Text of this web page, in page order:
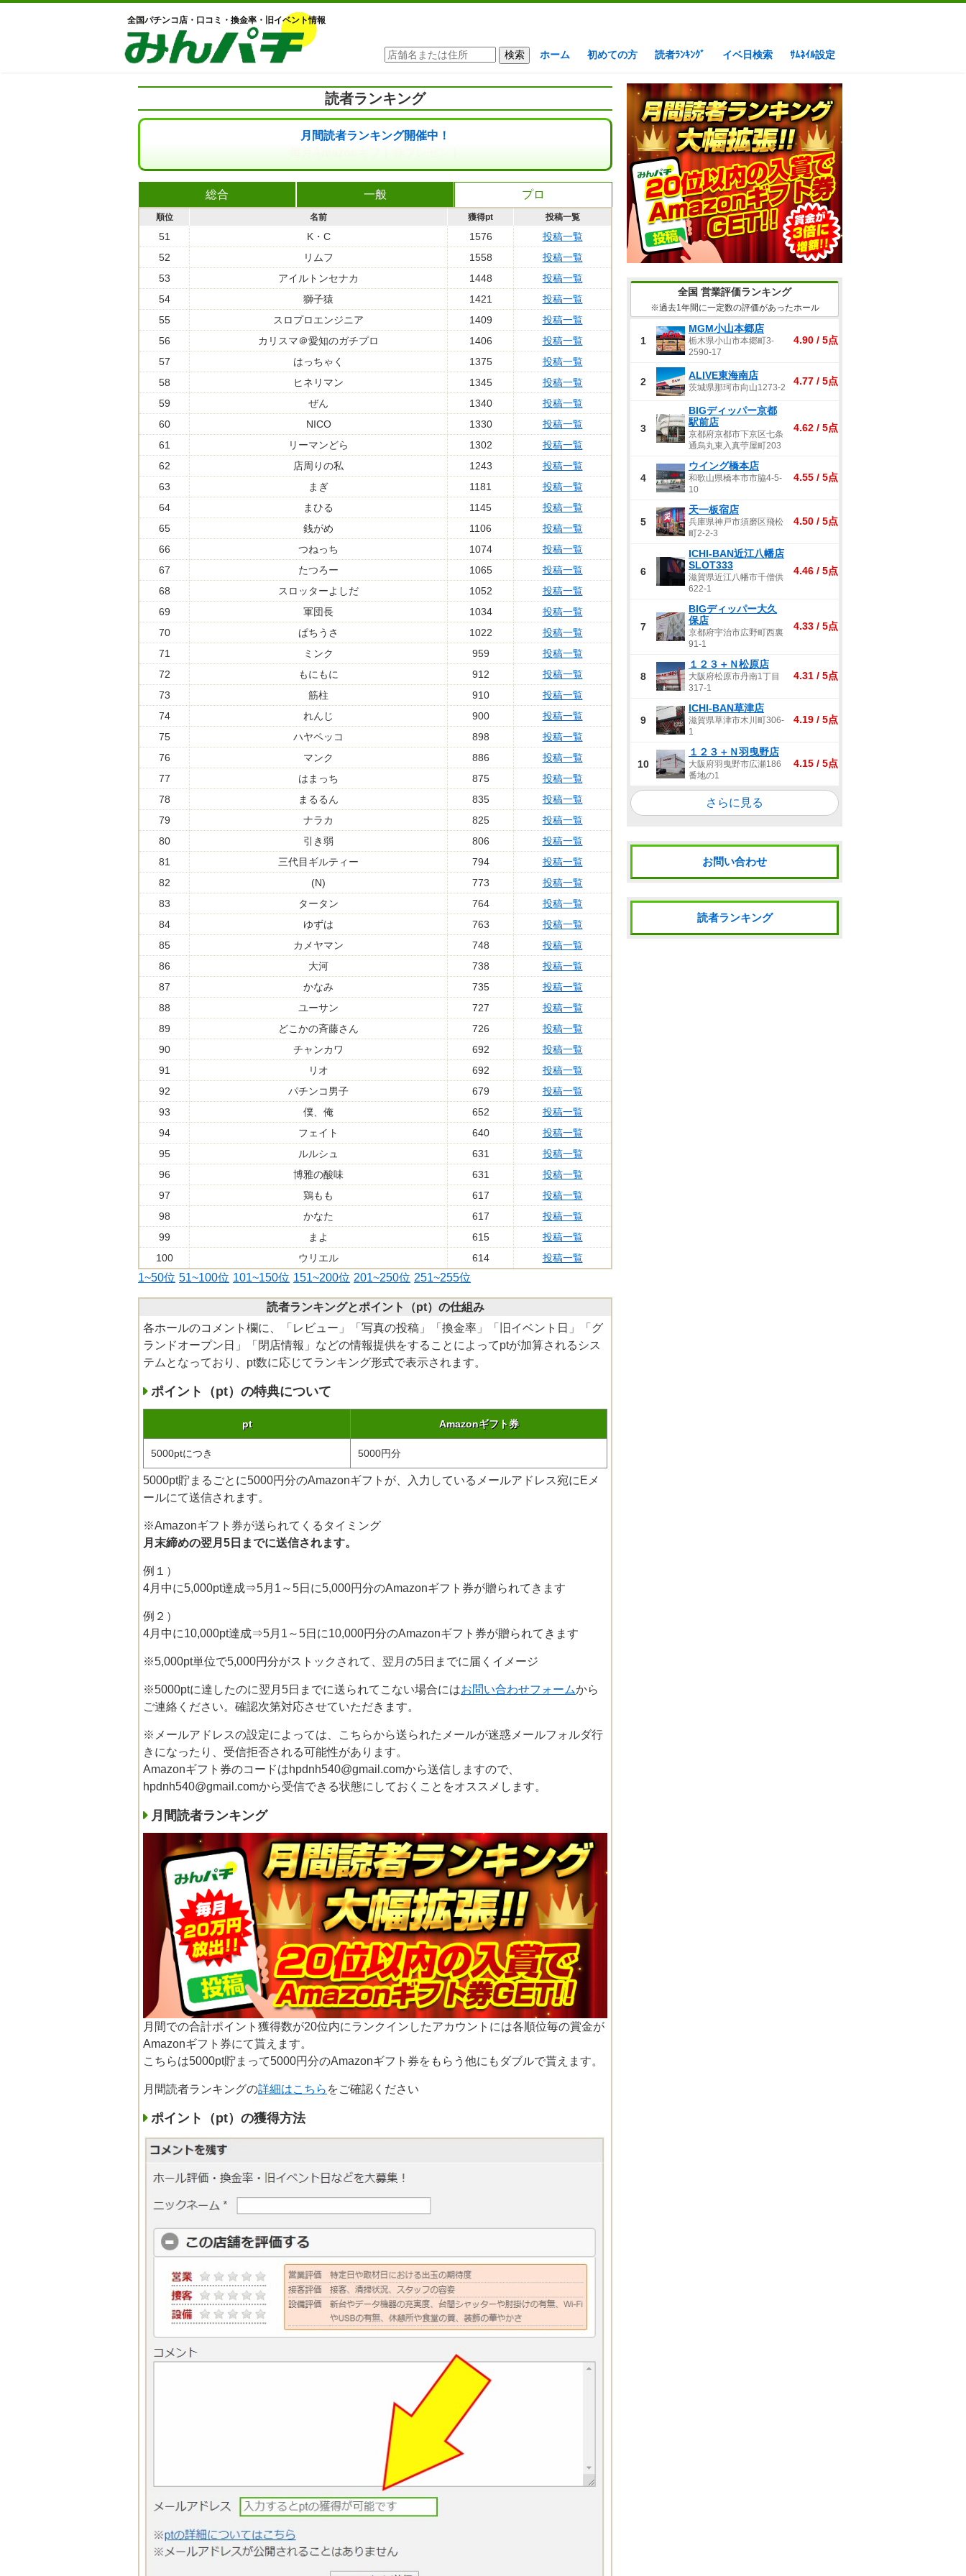
全国パチンコ店・口コミ・換金率・旧イベント情報
ホーム 初めての方 読者ﾗﾝｷﾝｸﾞ イベ日検索 ｻﾑﾈｲﾙ設定
読者ランキング
月間読者ランキング開催中！
総合 一般 プロ
順位 名前 獲得pt 投稿一覧
51 K・C 1576
投稿一覧
52
リムフ 1558
投稿一覧
53
アイルトンセナカ 1448
投稿一覧
54
獅子猿 1421
投稿一覧
55
スロプロエンジニア 1409
投稿一覧
56
カリスマ＠愛知のガチプロ 1406
投稿一覧
57
はっちゃく 1375
投稿一覧
58
ヒネリマン 1345
投稿一覧
59
ぜん 1340
投稿一覧
60
NICO 1330
投稿一覧
61
リーマンどら 1302
投稿一覧
62
店周りの私 1243
投稿一覧
63
まぎ 1181
投稿一覧
64
まひる 1145
投稿一覧
65
銭がめ 1106
投稿一覧
66
つねっち 1074
投稿一覧
67
たつろー 1065
投稿一覧
68
スロッターよしだ 1052
投稿一覧
69
軍団長 1034
投稿一覧
70
ぱちうさ 1022
投稿一覧
71
ミンク 959
投稿一覧
72
もにもに 912
投稿一覧
73
筋柱 910
投稿一覧
74
れんじ 900
投稿一覧
75
ハヤペッコ 898
投稿一覧
76
マンク 886
投稿一覧
77
はまっち 875
投稿一覧
78
まるるん 835
投稿一覧
79
ナラカ 825
投稿一覧
80
引き弱 806
投稿一覧
81
三代目ギルティー 794
投稿一覧
82
(N) 773
投稿一覧
83
タータン 764
投稿一覧
84
ゆずは 763
投稿一覧
85
カメヤマン 748
投稿一覧
86
大河 738
投稿一覧
87
かなみ 735
投稿一覧
88
ユーサン 727
投稿一覧
89
どこかの斉藤さん 726
投稿一覧
90
チャンカワ 692
投稿一覧
91
リオ 692
投稿一覧
92
パチンコ男子 679
投稿一覧
93
僕、俺 652
投稿一覧
94
フェイト 640
投稿一覧
95
ルルシュ 631
投稿一覧
96
博雅の酸味 631
投稿一覧
97
鶏もも 617
投稿一覧
98
かなた 617
投稿一覧
99
まよ 615
投稿一覧
100
ウリエル 614 投稿一覧
1~50位 51~100位 101~150位 151~200位 201~250位 251~255位
読者ランキングとポイント（pt）の仕組み
各ホールのコメント欄に、「レビュー」「写真の投稿」「換金率」「旧イベント日」「グ
ランドオープン日」「閉店情報」などの情報提供をすることによってptが加算されるシス
テムとなっており、pt数に応じてランキング形式で表示されます。
ポイント（pt）の特典について
pt Amazonギフト券
5000ptにつき 5000円分
5000pt貯まるごとに5000円分のAmazonギフトが、入力しているメールアドレス宛にEメ
ールにて送信されます。
※Amazonギフト券が送られてくるタイミング
月末締めの翌月5日までに送信されます。
例１）
4月中に5,000pt達成⇒5月1～5日に5,000円分のAmazonギフト券が贈られてきます
例２）
4月中に10,000pt達成⇒5月1～5日に10,000円分のAmazonギフト券が贈られてきます
※5,000pt単位で5,000円分がストックされて、翌月の5日までに届くイメージ
※5000ptに達したのに翌月5日までに送られてこない場合にはお問い合わせフォームから
ご連絡ください。確認次第対応させていただきます。
※メールアドレスの設定によっては、こちらから送られたメールが迷惑メールフォルダ行
きになったり、受信拒否される可能性があります。
Amazonギフト券のコードはhpdnh540@gmail.comから送信しますので、
hpdnh540@gmail.comから受信できる状態にしておくことをオススメします。
月間読者ランキング
月間での合計ポイント獲得数が20位内にランクインしたアカウントには各順位毎の賞金が
Amazonギフト券にて貰えます。
こちらは5000pt貯まって5000円分のAmazonギフト券をもらう他にもダブルで貰えます。
月間読者ランキングの詳細はこちら をご確認ください
ポイント（pt）の獲得方法
全国 営業評価ランキング
※過去1年間に一定数の評価があったホール
1
MGM小山本郷店
栃木県小山市本郷町3-
2590-17
4.90 / 5点
2
ALIVE東海南店
茨城県那珂市向山1273-2
4.77 / 5点
3
BIGディッパー京都
駅前店
京都府京都市下京区七条
通烏丸東入真苧屋町203
4.62 / 5点
4
ウイング橋本店
和歌山県橋本市市脇4-5-
10
4.55 / 5点
5
天一板宿店
兵庫県神戸市須磨区飛松
町2-2-3
4.50 / 5点
6
ICHI-BAN近江八幡店
SLOT333
滋賀県近江八幡市千僧供
622-1
4.46 / 5点
7
BIGディッパー大久
保店
京都府宇治市広野町西裏
91-1
4.33 / 5点
8
１２３＋Ｎ松原店
大阪府松原市丹南1丁目
317-1
4.31 / 5点
9
ICHI-BAN草津店
滋賀県草津市木川町306-
1
4.19 / 5点
10
１２３＋Ｎ羽曳野店
大阪府羽曳野市広瀬186
番地の1
4.15 / 5点
さらに見る
お問い合わせ
読者ランキング